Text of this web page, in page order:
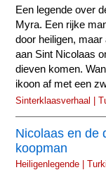
Een legende over
Myra. Een rijke
door heiligen,
aan Sint Nicolaas
dieven komen.
ikoon af met een
Sinterklaasverhaal |
Nicolaas en de
koopman
Heiligenlegende |